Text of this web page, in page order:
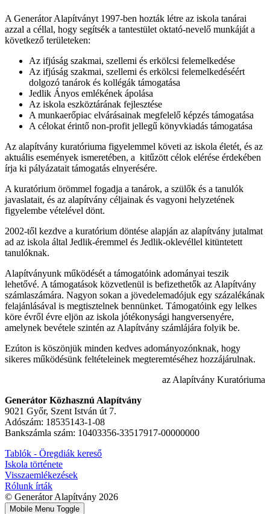
A Generátor Alapítványt 1997-ben hozták létre az iskola tanárai
azzal a céllal, hogy segítsék a tantestület oktató-nevelő munkáját a
következő területeken:
Az ifjúság szakmai, szellemi és erkölcsi felemelkedése
Az ifjúság szakmai, szellemi és erkölcsi felemelkedéséért
dolgozó tanárok és kollégák támogatása
Jedlik Ányos emlékének ápolása
Az iskola eszköztárának fejlesztése
A munkaerőpiac elvárásainak megfelelő képzés támogatása
A célokat érintő non-profit jellegű könyvkiadás támogatása
Az alapítvány kuratóriuma figyelemmel követi az iskola életét, és az
aktuális események ismeretében, a kitűzött célok elérése érdekében
írja ki pályázatait támogatás elnyerésére.
A kuratórium örömmel fogadja a tanárok, a szülők és a tanulók
javaslatait, és az alapítvány céljainak és vagyoni helyzetének
figyelembe vételével dönt.
2002-től kezdve a kuratórium döntése alapján az alapítvány jutalmat
ad az iskola által Jedlik-éremmel és Jedlik-oklevéllel kitüntetett
tanulóknak.
Alapítványunk működését a támogatóink adományai teszik
lehetővé. A támogatások közvetlenül is befizethetők az Alapítvány
számlaszámára. Nagyon sokan a jövedelemadójuk egy százalékának
felajánlásával is megtisztelnek bennünket. Támogatóink egy lelkes
köre évről évre eljön az iskola jótékonysági hangversenyére,
amelynek bevétele szintén az Alapítvány számlájára folyik be.
Ezúton is köszönjük minden kedves adományozónknak, hogy
sikeres működésünk feltételeinek megteremtéséhez hozzájárulnak.
az Alapítvány Kuratóriuma
Generátor Közhasznú Alapítvány
9021 Győr, Szent István út 7.
Adószám: 18535143-1-08
Bankszámla szám: 10403356-33517917-00000000
Tablók - Öregdiák kereső
Iskola története
Visszaemlékezések
Rólunk írták
© Generátor Alapítvány 2026
Mobile Menu Toggle